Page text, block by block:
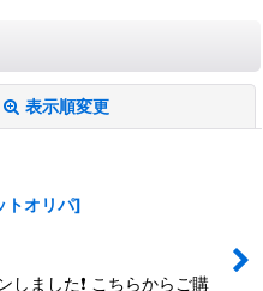
表示順変更
トオリパ]
しました❗️ こちらからご購